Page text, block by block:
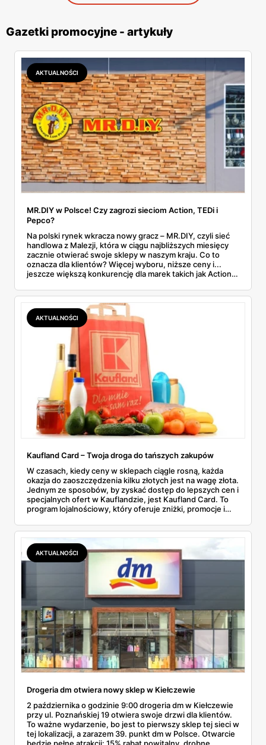
Gazetki promocyjne - artykuły
AKTUALNOŚCI
MR.DIY w Polsce! Czy zagrozi sieciom Action, TEDi i
Pepco?
Na polski rynek wkracza nowy gracz – MR.DIY, czyli sieć
handlowa z Malezji, która w ciągu najbliższych miesięcy
zacznie otwierać swoje sklepy w naszym kraju. Co to
oznacza dla klientów? Więcej wyboru, niższe ceny i...
jeszcze większą konkurencję dla marek takich jak Action,
AKTUALNOŚCI
Kaufland Card – Twoja droga do tańszych zakupów
W czasach, kiedy ceny w sklepach ciągle rosną, każda
okazja do zaoszczędzenia kilku złotych jest na wagę złota.
Jednym ze sposobów, by zyskać dostęp do lepszych cen i
specjalnych ofert w Kauflandzie, jest Kaufland Card. To
program lojalnościowy, który oferuje zniżki, promocje i
się nie tylko tańsze, ale i przyjemniejsze. Ale co dokładnie
oferuje Kaufland Card i dlaczego warto ją mieć? O tym
opowiem w tym artykule.
AKTUALNOŚCI
Drogeria dm otwiera nowy sklep w Kiełczewie
2 października o godzinie 9:00 drogeria dm w Kiełczewie
przy ul. Poznańskiej 19 otwiera swoje drzwi dla klientów.
To ważne wydarzenie, bo jest to pierwszy sklep tej sieci w
tej lokalizacji, a zarazem 39. punkt dm w Polsce. Otwarcie